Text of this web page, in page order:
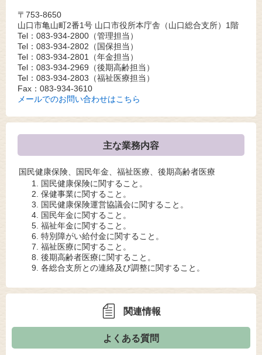
〒753-8650
山口市亀山町2番1号 山口市役所本庁舎（山口総合支所）1階
Tel：083-934-2800 （管理担当）
Tel：083-934-2802 （国保担当）
Tel：083-934-2801
（年金担当）
Tel：083-934-2969 （後期高齢担当）
Tel：083-934-2803 （福祉医療担当）
Fax：083-934-3610
メールでのお問い合わせはこちら
主な業務内容
国民健康保険、国民年金、福祉医療、後期高齢者医療
国民健康保険に関すること。
保健事業に関すること。
国民健康保険運営協議会に関すること。
国民年金に関すること。
福祉年金に関すること。
特別障がい給付金に関すること。
福祉医療に関すること。
後期高齢者医療に関すること。
各総合支所との連絡及び調整に関すること。
関連情報
よくある質問